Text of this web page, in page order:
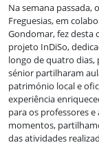
Na semana passada,
Freguesias, em
Gondomar, fez desta
projeto InDiSo,
longo de quatro dias,
sénior partilharam
património local e
experiência
para os professores
momentos,
das atividades